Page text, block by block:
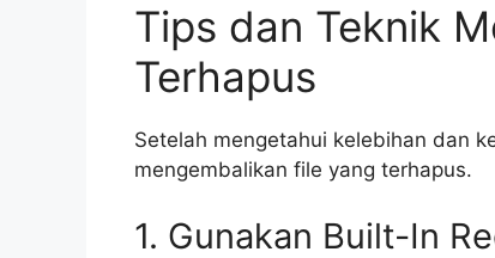
Tips dan Teknik
Terhapus
Setelah mengetahui kelebihan dan
mengembalikan file yang terhapus.
1. Gunakan Built-In